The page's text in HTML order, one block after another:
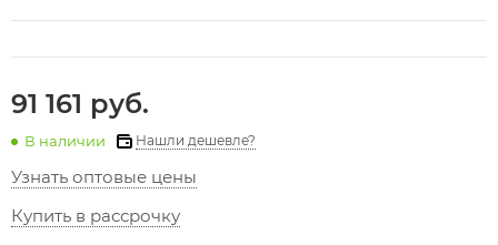
91 161 руб.
В наличии Нашли дешевле?
Узнать оптовые цены
Купить в рассрочку